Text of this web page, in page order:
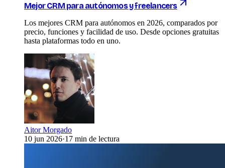
Mejor CRM para autónomos y freelancers
Los mejores CRM para autónomos en 2026, comparados por
precio, funciones y facilidad de uso. Desde opciones gratuitas
hasta plataformas todo en uno.
Aitor Morgado
10 jun 2026·17 min de lectura